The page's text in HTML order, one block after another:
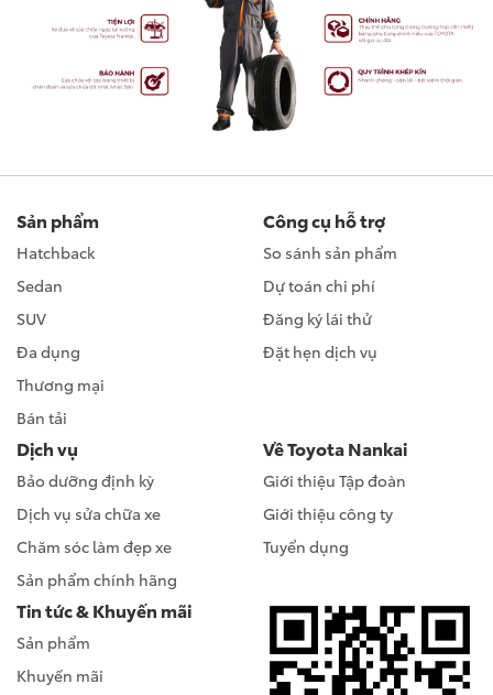
Sản phẩm
Hatchback
Sedan
SUV
Đa dụng
Thương mại
Bán tải
Công cụ hỗ trợ
So sánh sản phẩm
Dự toán chi phí
Đăng ký lái thử
Đặt hẹn dịch vụ
Dịch vụ
Bảo dưỡng định kỳ
Dịch vụ sửa chữa xe
Chăm sóc làm đẹp xe
Sản phẩm chính hãng
Về Toyota Nankai
Giới thiệu Tập đoàn
Giới thiệu công ty
Tuyển dụng
Tin tức & Khuyến mãi
Sản phẩm
Khuyến mãi